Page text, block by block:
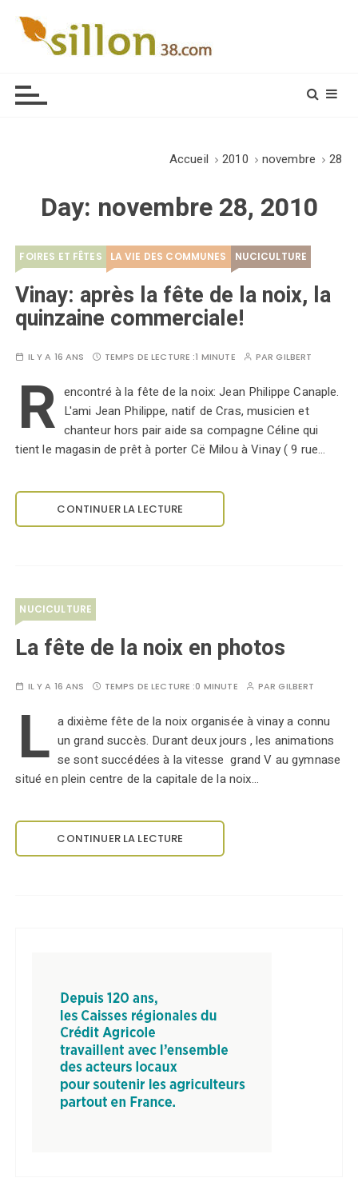
Accueil 2010 novembre 28
Day: novembre 28, 2010
FOIRES ET FÊTES LA VIE DES COMMUNES NUCICULTURE
Vinay: après la fête de la noix, la
quinzaine commerciale!
IL Y A 16 ANS TEMPS DE LECTURE :1 MINUTE PARGILBERT
R encontré à la fête de la noix: Jean Philippe Canaple.
L'ami Jean Philippe, natif de Cras, musicien et
chanteur hors pair aide sa compagne Céline qui
tient le magasin de prêt à porter Cë Milou à Vinay ( 9 rue…
CONTINUER LA LECTURE
NUCICULTURE
La fête de la noix en photos
IL Y A 16 ANS TEMPS DE LECTURE :0 MINUTE PARGILBERT
L a dixième fête de la noix organisée à vinay a connu
un grand succès. Durant deux jours , les animations
se sont succédées à la vitesse grand V au gymnase
situé en plein centre de la capitale de la noix…
CONTINUER LA LECTURE